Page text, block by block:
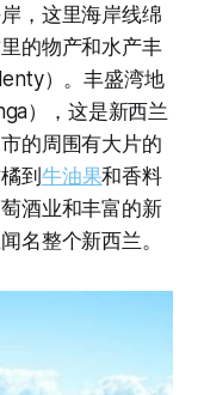
，这里海岸线绵
的物产和水产丰
）。丰盛湾地
），这是新西兰
的周围有大片的
到牛油果和香料
酒业和丰富的新
名整个新西兰。